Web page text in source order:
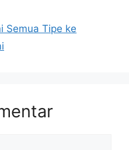
Semua Tipe ke